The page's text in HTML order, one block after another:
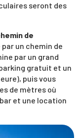
seront des
de
un chemin de
par un grand
gratuit et un
puis vous
de mètres où
et une location